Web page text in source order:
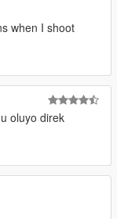
when I shoot
oluyo direk